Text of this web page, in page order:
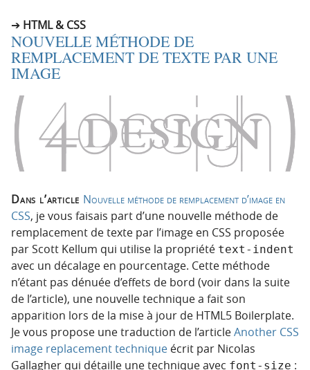
HTML & CSS
NOUVELLE MÉTHODE DE
REMPLACEMENT DE TEXTE PAR UNE
IMAGE
Dans l’article Nouvelle méthode de remplacement d’image en
CSS, je vous faisais part d’une nouvelle méthode de
remplacement de texte par l’image en CSS proposée
par Scott Kellum qui utilise la propriété text-indent
avec un décalage en pourcentage. Cette méthode
n’étant pas dénuée d’effets de bord (voir dans la suite
de l’article), une nouvelle technique a fait son
apparition lors de la mise à jour de HTML5 Boilerplate.
Je vous propose une traduction de l’articleAnother CSS
image replacement technique écrit par Nicolas
Gallagher qui détaille une technique avec font-size :